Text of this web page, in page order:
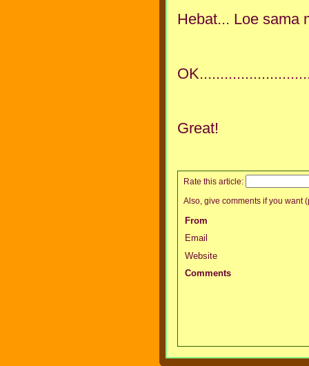
Hebat... Loe sama
Great!
Rate this article:
Also, give comments if you want
From
Email
Website
Comments